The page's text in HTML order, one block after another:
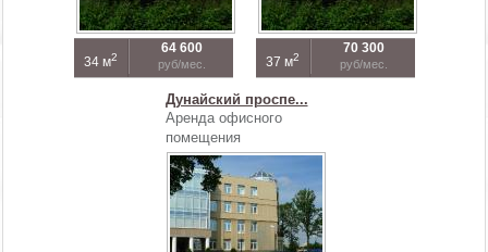
34 м2
64 600
руб/мес. 37 м2
70 300
руб/мес.
Дунайский проспе...
Аренда офисного
помещения